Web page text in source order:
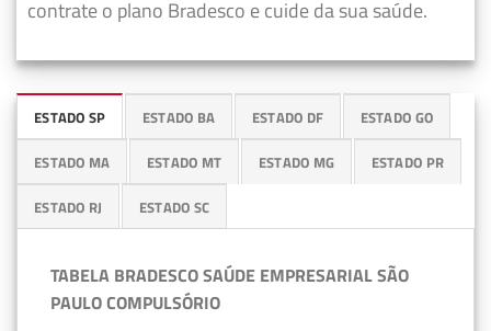
contrate o plano Bradesco e cuide da sua saúde.
ESTADO SP ESTADO BA ESTADO DF ESTADO GO
ESTADO MA ESTADO MT ESTADO MG ESTADO PR
ESTADO RJ ESTADO SC
TABELA BRADESCO SAÚDE EMPRESARIAL SÃO
PAULO COMPULSÓRIO